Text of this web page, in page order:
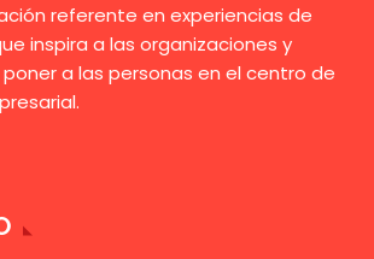
referente en experiencias de
inspira a las organizaciones y
a las personas en el centro de